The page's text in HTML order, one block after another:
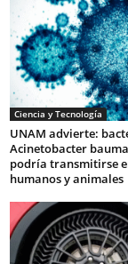
Ciencia y Tecnología
UNAM advierte:
Acinetobacter
podría transmitirse
humanos y animales